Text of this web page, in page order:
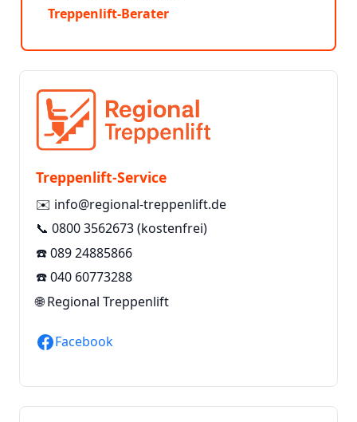
Treppenlift-Berater
Treppenlift-Service
✉️ info@regional-treppenlift.de
📞 0800 3562673(kostenfrei)
☎️089 24885866
☎️040 60773288
🌐Regional Treppenlift
Facebook